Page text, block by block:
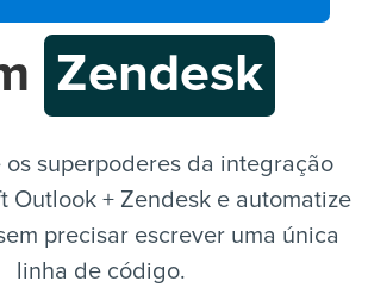
PT
Zendesk
os superpoderes da integração
Outlook + Zendesk e automatize
precisar escrever uma única
linha de código.